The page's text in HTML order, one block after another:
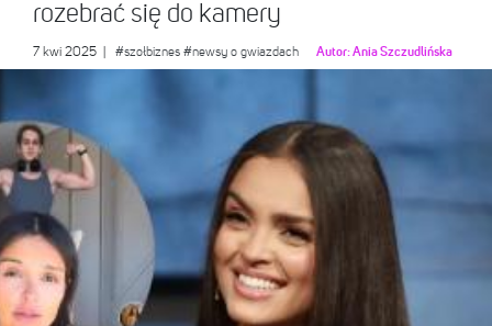
rozebrać się do kamery
7 kwi 2025 #szołbiznes #newsy o gwiazdach Autor:Ania Szczudlińska